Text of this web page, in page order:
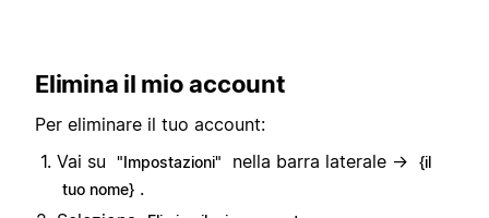
Elimina il mio account
Per eliminare il tuo account:
Vai su
"Impostazioni" nella barra laterale →
{il
tuo nome} .